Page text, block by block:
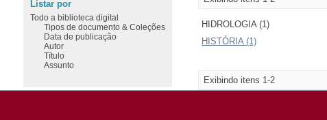
HIDROLOGIA (1)
HISTÓRIA (1)
Exibindo itens 1-2
Listar por
Todo a biblioteca digital
Tipos de documento & Coleções
Data de publicação
Autor
Título
Assunto